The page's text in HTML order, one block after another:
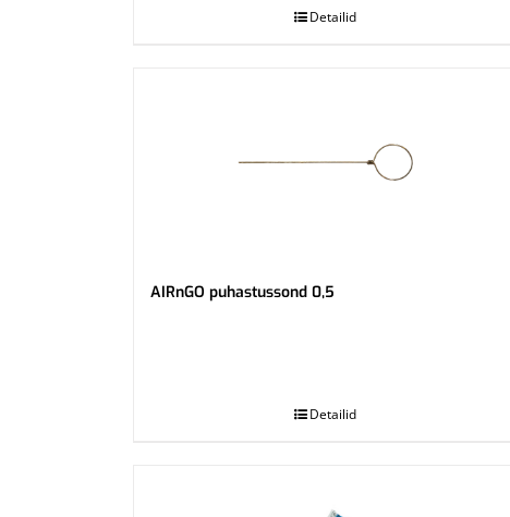
Detailid
AIRnGO puhastussond 0,5
Detailid